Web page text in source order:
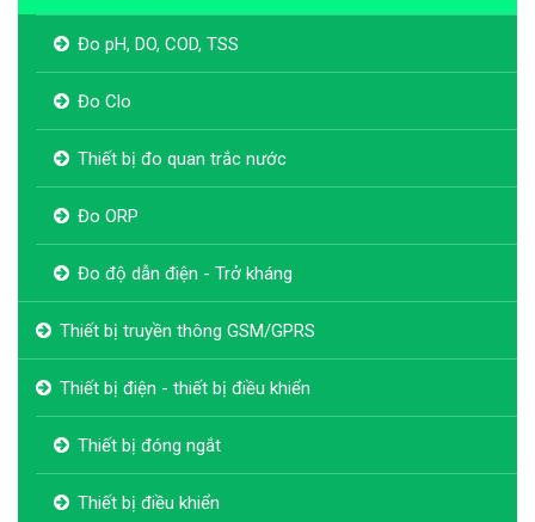
Đo pH, DO, COD, TSS
Đo Clo
Thiết bị đo quan trắc nước
Đo ORP
Đo độ dẫn điện - Trở kháng
Thiết bị truyền thông GSM/GPRS
Thiết bị điện - thiết bị điều khiển
Thiết bị đóng ngắt
Thiết bị điều khiển